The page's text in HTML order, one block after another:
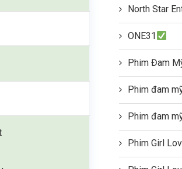
North Star
ONE31
Phim Đam
Phim đam
Phim đam
Phim Girl